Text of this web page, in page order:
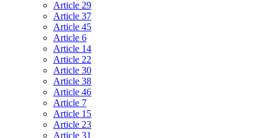
Article 29
Article 37
Article 45
Article 6
Article 14
Article 22
Article 30
Article 38
Article 46
Article 7
Article 15
Article 23
Article 31